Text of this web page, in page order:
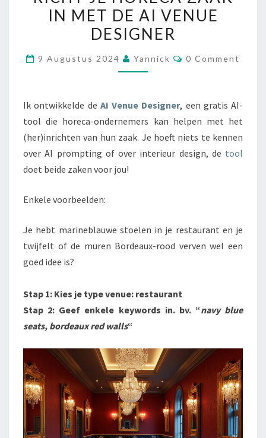
HORECA-
ZAAK
MET
VENUE
DESIGNER
IN MET DE AI VENUE
DESIGNER
9 Augustus 2024 Yannick Comments
0 Comment
Ik ontwikkelde de AI Venue Designer, een gratis AI-
tool die horeca-ondernemers kan helpen met het
(her)inrichten van hun zaak. Je hoeft niets te kennen
over AI prompting of over interieur design, de tool
doet beide zaken voor jou!
Enkele voorbeelden:
Je hebt marineblauwe stoelen in je restaurant en je
twijfelt of de muren Bordeaux-rood verven wel een
goed idee is?
Stap 1: Kies je type venue: restaurant
Stap 2: Geef enkele keywords in. bv. “navy blue
seats, bordeaux red walls“